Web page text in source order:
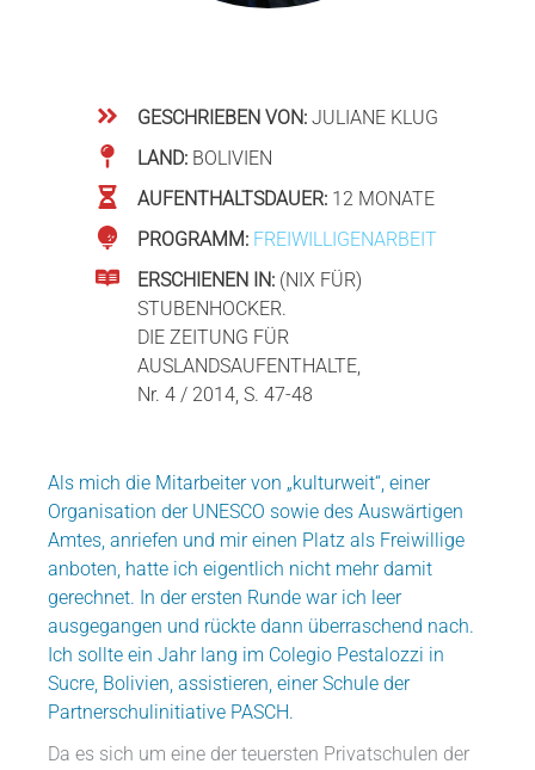
GESCHRIEBEN VON: JULIANE KLUG
LAND: BOLIVIEN
AUFENTHALTSDAUER: 12 MONATE
PROGRAMM: FREIWILLIGENARBEIT
ERSCHIENEN IN: (NIX FÜR)
STUBENHOCKER.
DIE ZEITUNG FÜR
AUSLANDSAUFENTHALTE,
Nr. 4 / 2014, S. 47-48
Als mich die Mitarbeiter von „kulturweit“, einer
Organisation der UNESCO sowie des Auswärtigen
Amtes, anriefen und mir einen Platz als Freiwillige
anboten, hatte ich eigentlich nicht mehr damit
gerechnet. In der ersten Runde war ich leer
ausgegangen und rückte dann überraschend nach.
Ich sollte ein Jahr lang im Colegio Pestalozzi in
Sucre, Bolivien, assistieren, einer Schule der
Partnerschulinitiative PASCH.
Da es sich um eine der teuersten Privatschulen der